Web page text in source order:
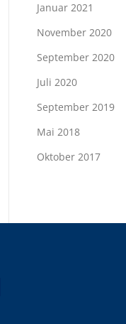
Januar 2021
November 2020
September 2020
Juli 2020
September 2019
Mai 2018
Oktober 2017